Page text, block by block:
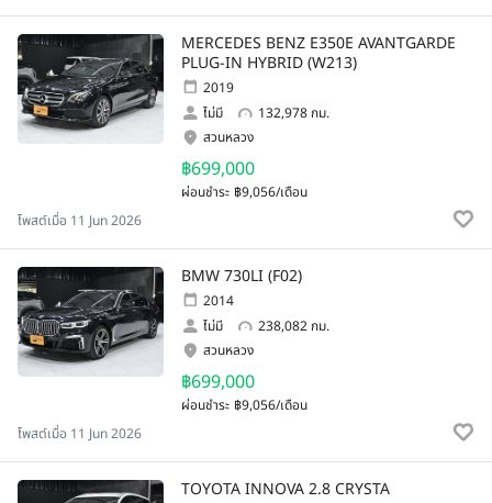
MERCEDES BENZ E350E AVANTGARDE
PLUG-IN HYBRID (W213)
2019
ไม่มี
132,978 กม.
฿699,000
ผ่อนชำระ ฿9,056/เดือน
สวนหลวง
โพสต์เมื่อ 11 Jun 2026
BMW 730LI (F02)
2014
ไม่มี
238,082 กม.
฿699,000
ผ่อนชำระ ฿9,056/เดือน
สวนหลวง
โพสต์เมื่อ 11 Jun 2026
TOYOTA INNOVA 2.8 CRYSTA